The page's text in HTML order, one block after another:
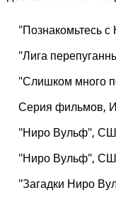
"Познакомьтесь
"Лига
"Слишком много
Серия фильмов,
"Ниро Вульф",
"Ниро Вульф",
"Загадки Ниро